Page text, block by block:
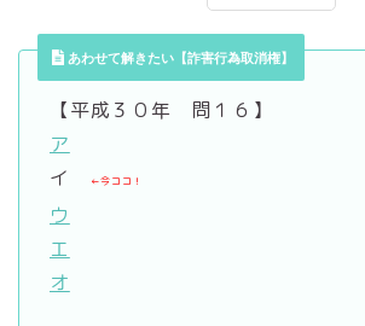
あわせて解きたい【詐害行為取消権】
【平成３０年 問１６】
ア
イ
←今ココ！
ウ
エ
オ